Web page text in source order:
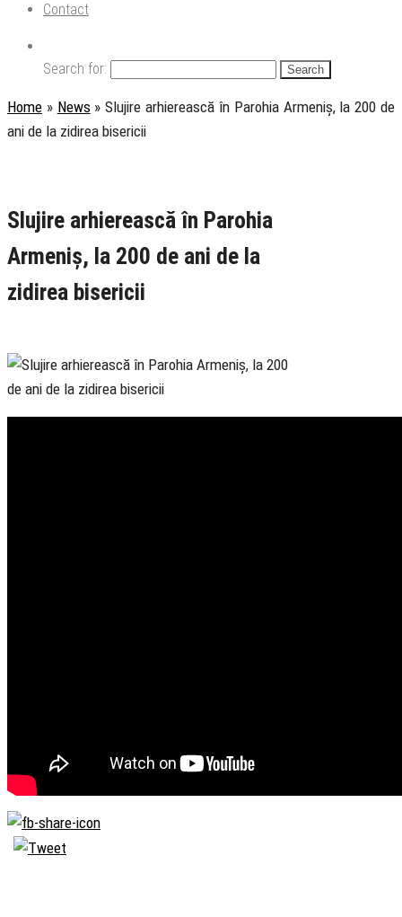
Contact
Search for:
Home » News »Slujire arhierească în Parohia Armeniș, la 200 de
ani de la zidirea bisericii
Slujire arhierească în Parohia
Armeniș, la 200 de ani de la
zidirea bisericii